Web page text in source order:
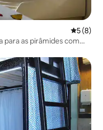
5 de
5 (8)
para as pirâmides com